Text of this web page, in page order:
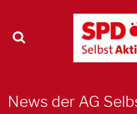
News der AG